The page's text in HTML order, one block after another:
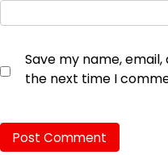
Save my name,
the next time I